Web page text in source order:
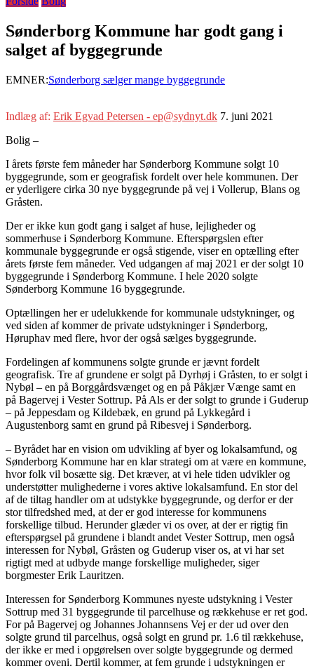
Sønderborg Kommune har godt gang i
salget af byggegrunde
EMNER:Sønderborg sælger mange byggegrunde
Indlæg af: Erik Egvad Petersen - ep@sydnyt.dk 7. juni 2021
Bolig –
I årets første fem måneder har Sønderborg Kommune solgt 10
byggegrunde, som er geografisk fordelt over hele kommunen. Der
er yderligere cirka 30 nye byggegrunde på vej i Vollerup, Blans og
Gråsten.
Der er ikke kun godt gang i salget af huse, lejligheder og
sommerhuse i Sønderborg Kommune. Efterspørgslen efter
kommunale byggegrunde er også stigende, viser en optælling efter
årets første fem måneder. Ved udgangen af maj 2021 er der solgt 10
byggegrunde i Sønderborg Kommune. I hele 2020 solgte
Sønderborg Kommune 16 byggegrunde.
Optællingen her er udelukkende for kommunale udstykninger, og
ved siden af kommer de private udstykninger i Sønderborg,
Høruphav med flere, hvor der også sælges byggegrunde.
Fordelingen af kommunens solgte grunde er jævnt fordelt
geografisk. Tre af grundene er solgt på Dyrhøj i Gråsten, to er solgt i
Nybøl – en på Borggårdsvænget og en på Påkjær Vænge samt en
på Bagervej i Vester Sottrup. På Als er der solgt to grunde i Guderup
– på Jeppesdam og Kildebæk, en grund på Lykkegård i
Augustenborg samt en grund på Ribesvej i Sønderborg.
– Byrådet har en vision om udvikling af byer og lokalsamfund, og
Sønderborg Kommune har en klar strategi om at være en kommune,
hvor folk vil bosætte sig. Det kræver, at vi hele tiden udvikler og
understøtter mulighederne i vores aktive lokalsamfund. En stor del
af de tiltag handler om at udstykke byggegrunde, og derfor er der
stor tilfredshed med, at der er god interesse for kommunens
forskellige tilbud. Herunder glæder vi os over, at der er rigtig fin
efterspørgsel på grundene i blandt andet Vester Sottrup, men også
interessen for Nybøl, Gråsten og Guderup viser os, at vi har set
rigtigt med at udbyde mange forskellige muligheder, siger
borgmester Erik Lauritzen.
Interessen for Sønderborg Kommunes nyeste udstykning i Vester
Sottrup med 31 byggegrunde til parcelhuse og rækkehuse er ret god.
For på Bagervej og Johannes Johannsens Vej er der ud over den
solgte grund til parcelhus, også solgt en grund pr. 1.6 til rækkehuse,
der ikke er med i opgørelsen over solgte byggegrunde og dermed
kommer oveni. Dertil kommer, at fem grunde i udstykningen er